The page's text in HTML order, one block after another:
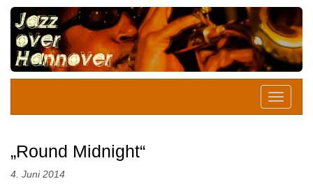
„Round Midnight“
4. Juni 2014